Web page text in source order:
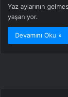
Yaz aylarının
yaşanıyor.
Devamını Oku »